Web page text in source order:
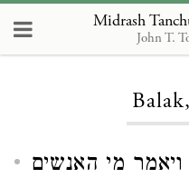
Midrash
John T.
מי האנשים